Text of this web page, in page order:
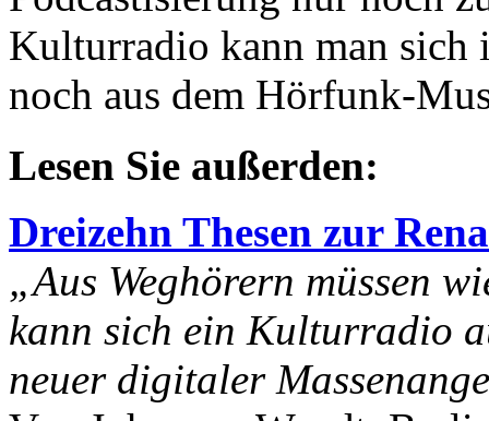
Kulturradio kann man
noch aus dem Hörfunk-
Lesen Sie außerden:
Dreizehn Thesen zur
„Aus Weghörern müssen
kann sich ein Kulturradio
neuer digitaler